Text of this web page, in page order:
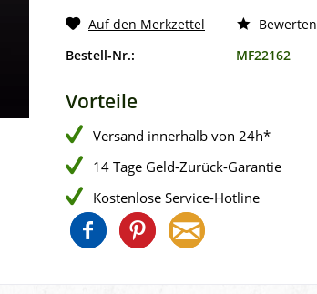
Auf den Merkzettel
Bewerten
Bestell-Nr.:
MF22162
Vorteile
Versand innerhalb von 24h*
14 Tage Geld-Zurück-Garantie
Kostenlose Service-Hotline